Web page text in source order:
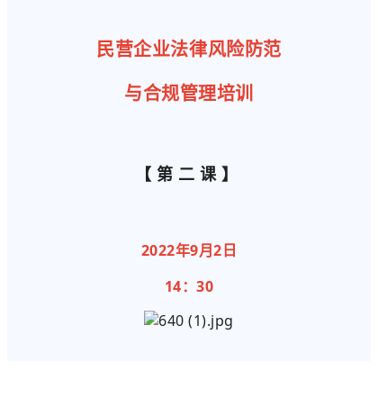
民营企业法律风险防范
与合规管理培训
【第二课】
2022年9月2日
14：30